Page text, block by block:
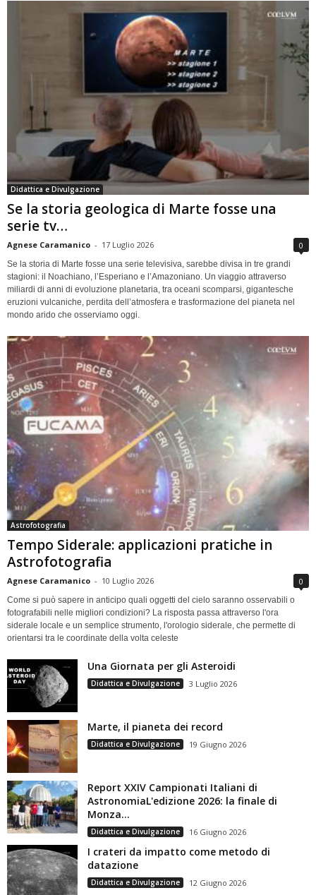
Didattica e Divulgazione
Se la storia geologica di Marte fosse una
serie tv…
Agnese Caramanico - 17 Luglio 2026 0
Se la storia di Marte fosse una serie televisiva, sarebbe divisa in tre grandi
stagioni: il Noachiano, l’Esperiano e l’Amazoniano. Un viaggio attraverso
miliardi di anni di evoluzione planetaria, tra oceani scomparsi, gigantesche
eruzioni vulcaniche, perdita dell’atmosfera e trasformazione del pianeta nel
mondo arido che osserviamo oggi.
Astrofotografia
Tempo Siderale: applicazioni pratiche in
Astrofotografia
Agnese Caramanico - 10 Luglio 2026 0
Come si può sapere in anticipo quali oggetti del cielo saranno osservabili o
fotografabili nelle migliori condizioni? La risposta passa attraverso l'ora
siderale locale e un semplice strumento, l'orologio siderale, che permette di
orientarsi tra le coordinate della volta celeste
Una Giornata per gli Asteroidi
Didattica e Divulgazione 3 Luglio 2026
Marte, il pianeta dei record
Didattica e Divulgazione 19 Giugno 2026
Report XXIV Campionati Italiani di
AstronomiaL'edizione 2026: la finale di
Monza...
Didattica e Divulgazione 16 Giugno 2026
I crateri da impatto come metodo di
datazione
Didattica e Divulgazione 12 Giugno 2026